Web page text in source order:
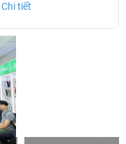
Chi tiết